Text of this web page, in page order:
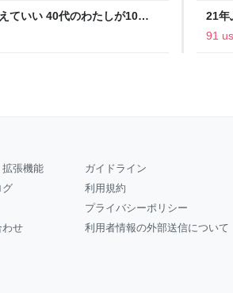
ていい 40代のわたしが10年
ム
21年
つい
91
拡張機能
グ
わせ
ガイドライン
利用規約
プライバシーポリシー
利用者情報の外部送信について